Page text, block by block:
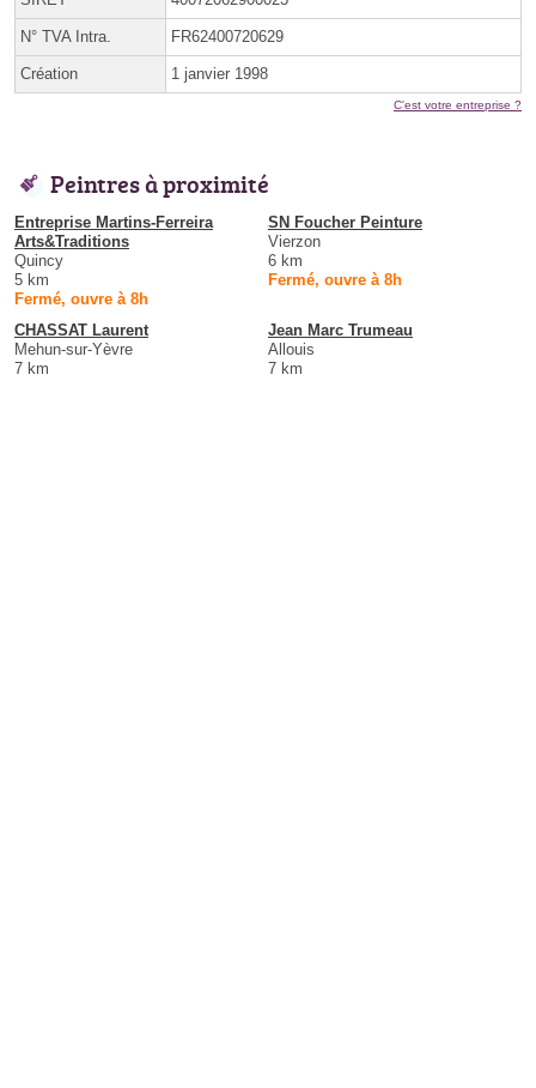
N° TVA Intra. FR62400720629
Création 1 janvier 1998
C'est votre entreprise ?
Peintres à proximité
Entreprise Martins-Ferreira
Arts&Traditions
Quincy
5 km
Fermé, ouvre à 8h
SN Foucher Peinture
Vierzon
6 km
Fermé, ouvre à 8h
CHASSAT Laurent
Mehun-sur-Yèvre
7 km
Jean Marc Trumeau
Allouis
7 km